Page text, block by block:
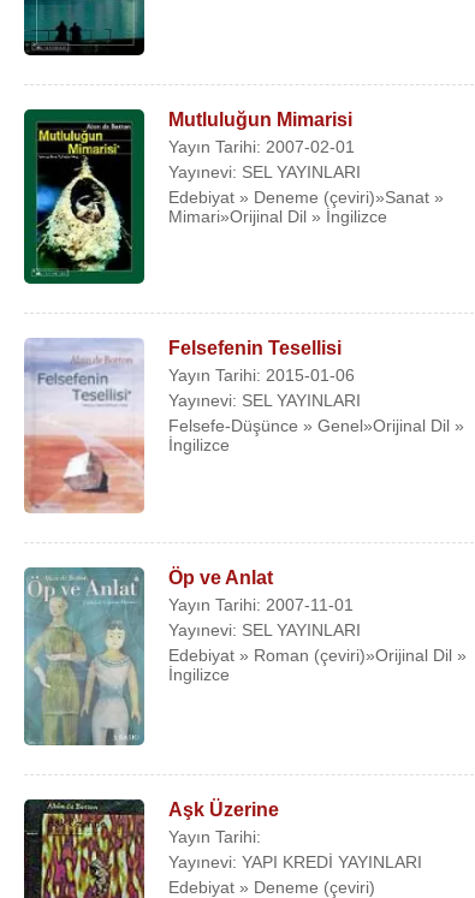
Mutluluğun Mimarisi
Yayın Tarihi: 2007-02-01
Yayınevi: SEL YAYINLARI
Edebiyat » Deneme (çeviri)»Sanat »
Mimari»Orijinal Dil » İngilizce
Felsefenin Tesellisi
Yayın Tarihi: 2015-01-06
Yayınevi: SEL YAYINLARI
Felsefe-Düşünce » Genel»Orijinal Dil »
İngilizce
Öp ve Anlat
Yayın Tarihi: 2007-11-01
Yayınevi: SEL YAYINLARI
Edebiyat » Roman (çeviri)»Orijinal Dil »
İngilizce
Aşk Üzerine
Yayın Tarihi:
Yayınevi: YAPI KREDİ YAYINLARI
Edebiyat » Deneme (çeviri)